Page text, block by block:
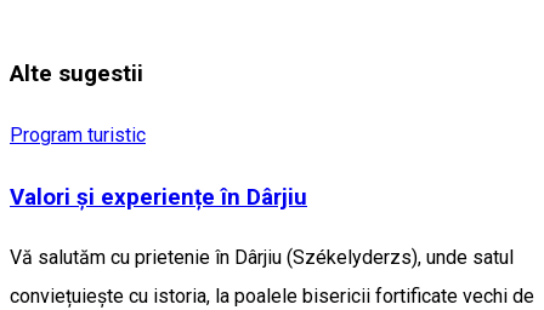
Alte sugestii
Program turistic
Valori și experiențe în Dârjiu
Vă salutăm cu prietenie în Dârjiu (Székelyderzs), unde satul
conviețuiește cu istoria, la poalele bisericii fortificate vechi de